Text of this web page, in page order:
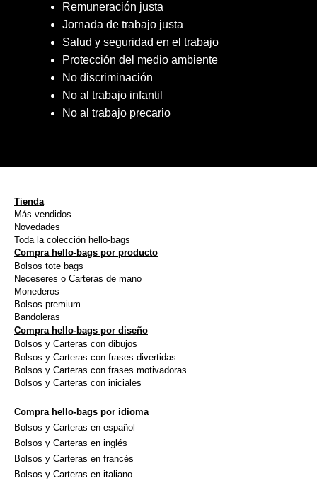
Remuneración justa
Jornada de trabajo justa
Salud y seguridad en el trabajo
Protección del medio ambiente
No discriminación
No al trabajo infantil
No al trabajo precario
Tienda
Más vendidos
Novedades
Toda la colección hello-bags
Compra hello-bags por producto
Bolsos tote bags
Neceseres o Carteras de mano
Monederos
Bolsos premium
Bandoleras
Compra hello-bags por diseño
Bolsos y Carteras con dibujos
Bolsos y Carteras con frases divertidas
Bolsos y Carteras con frases motivadoras
Bolsos y Carteras con iniciales
Compra hello-bags por idioma
Bolsos y Carteras en español
Bolsos y Carteras en inglés
Bolsos y Carteras en francés
Bolsos y Carteras en italiano